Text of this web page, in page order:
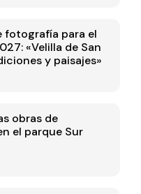
fotografía para el
«Velilla de San
y paisajes»
obras de
el parque Sur